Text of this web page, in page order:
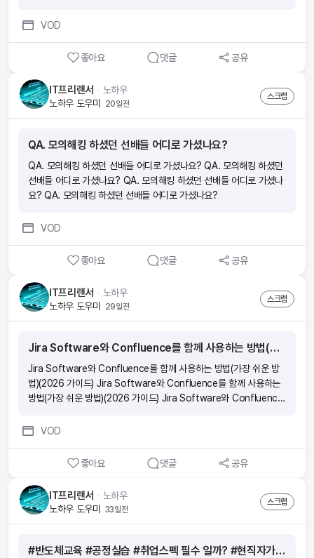
VOD
좋아요 댓글 공유
IT프리랜서 ᆞ 노하우
노하우 도우미
20일전
스크랩
QA. 모의해킹 하셨던 선배들 어디로 가셨나요?
QA. 모의해킹 하셨던 선배들 어디로 가셨나요? QA. 모의해킹 하셨던
선배들 어디로 가셨나요? QA. 모의해킹 하셨던 선배들 어디로 가셨나
요? QA. 모의해킹 하셨던 선배들 어디로 가셨나요?
VOD
좋아요 댓글 공유
IT프리랜서 ᆞ 노하우
노하우 도우미
29일전
스크랩
Jira Software와 Confluence를 함께 사용하는 방법(가장 쉬운 방법)(2026 가이드)
Jira Software와 Confluence를 함께 사용하는 방법(가장 쉬운 방
법)(2026 가이드) Jira Software와 Confluence를 함께 사용하는
방법(가장 쉬운 방법)(2026 가이드) Jira Software와 Confluence
e와 Confluence를 함께 사용하는 방법(가장 쉬운 방법)(2026 가이
VOD
좋아요 댓글 공유
IT프리랜서 ᆞ 노하우
노하우 도우미 33일전
스크랩
#반도체교육 #공정실습 #취업스펙 필수 일까? #현직자가 알려드립니다.